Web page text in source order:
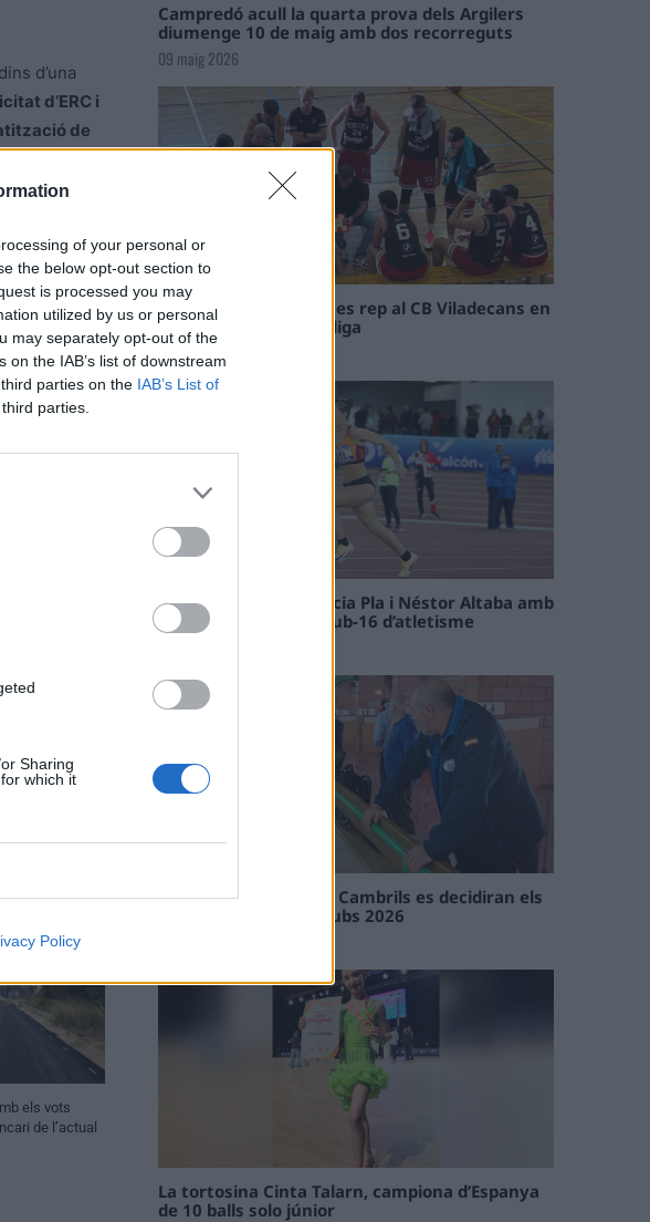
of your personal or
the below opt-out section to
is processed you may
utilized by us or personal
may separately opt-out of the
the IAB’s list of downstream
parties on the IAB’s List of
parties.
Sharing
which it
Policy
d’una
d’ERC i
de
i la
per
els vots
de l’actual
Campredó acull la quarta prova dels Argilers
diumenge 10 de maig amb dos recorreguts
09 maig 2026
El Cantaires amb baixes rep al CB Viladecans en
el tram decisiu de la lliga
09 maig 2026
Paula Sintorres, Patrícia Pla i Néstor Altaba amb
la selecció catalana sub-16 d’atletisme
En les tirades de Flix i Cambrils es decidiran els
campions de l’Interclubs 2026
La tortosina Cinta Talarn, campiona d’Espanya
de 10 balls solo júnior